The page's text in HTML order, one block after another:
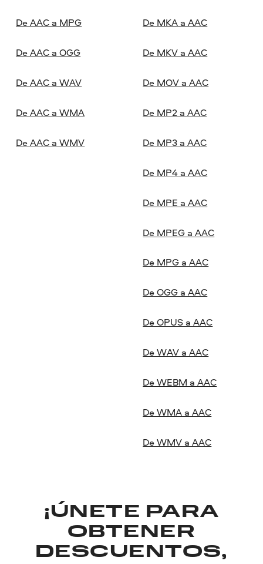
De AAC a MPG
De AAC a OGG
De AAC a WAV
De AAC a WMA
De AAC a WMV
De MKA a AAC
De MKV a AAC
De MOV a AAC
De MP2 a AAC
De MP3 a AAC
De MP4 a AAC
De MPE a AAC
De MPEG a AAC
De MPG a AAC
De OGG a AAC
De OPUS a AAC
De WAV a AAC
De WEBM a AAC
De WMA a AAC
De WMV a AAC
¡ÚNETE PARA
OBTENER
DESCUENTOS,